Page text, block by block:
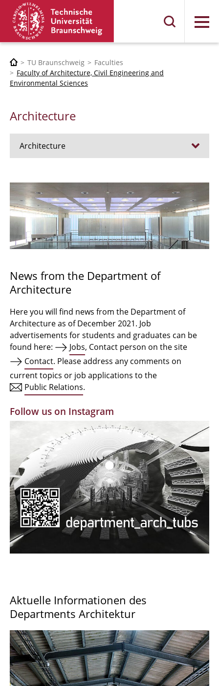
Menu
TU Braunschweig
Faculties
Faculty of Architecture, Civil Engineering and
Environmental Sciences
Architecture
Architecture
Admission procedure 2024
Bachelor Architecture
Bachelor Architecture+
Qualification profile
Semester Programme
Internationales
Facilities
Alumni | cloud club
Documents and Downloads
News from the Department of
Architecture
Here you will find news from the Department of
Architecture as of December 2021. Job
advertisements for students and graduates can be
found here:
Jobs, Contact person on the site
Contact. Please address any comments on
current topics or job applications to the
Public Relations.
Follow us on Instagram
Aktuelle Informationen des
Departments Architektur